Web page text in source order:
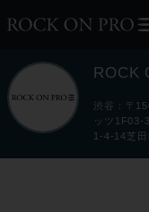
ROCK
渋谷：〒
ッツ1F03-
1-4-14芝